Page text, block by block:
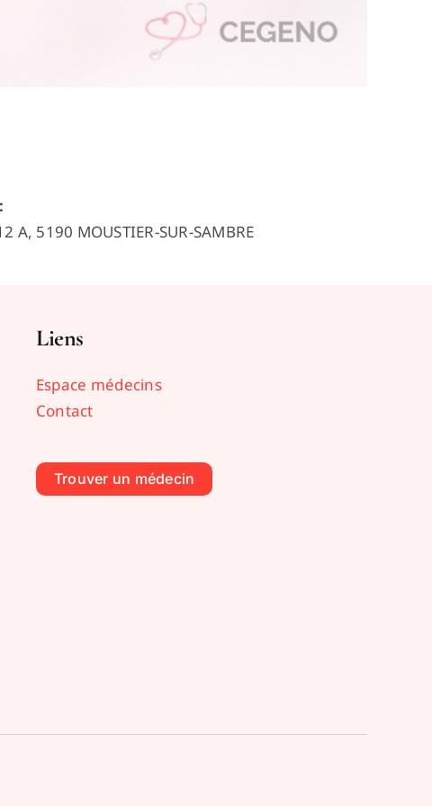
:
A, 5190 MOUSTIER-SUR-SAMBRE
Liens
Espace médecins
Contact
Trouver un médecin